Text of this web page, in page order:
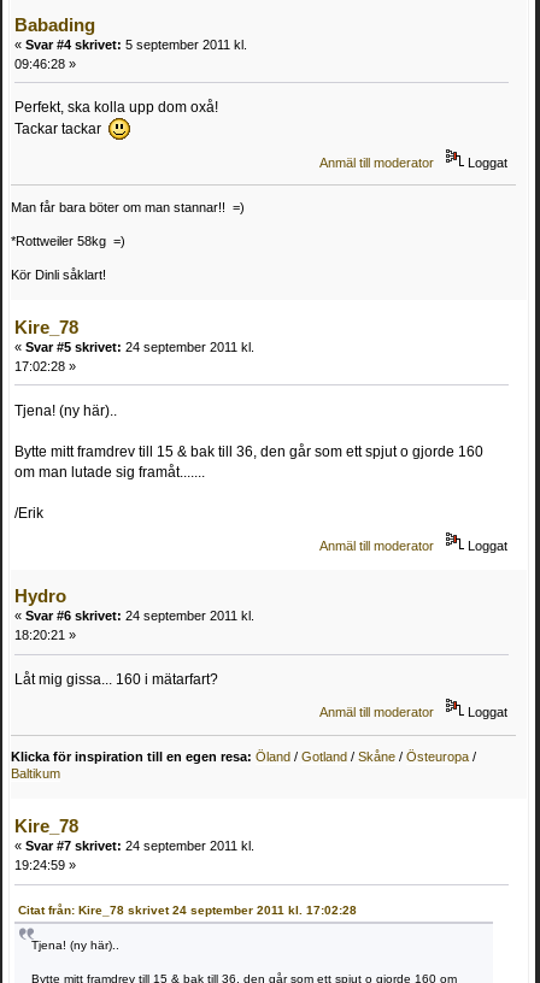
Babading
« Svar #4 skrivet: 5 september 2011 kl.
09:46:28 »
Perfekt, ska kolla upp dom oxå!
Tackar tackar
Anmäl till moderator Loggat
Man får bara böter om man stannar!! =)
*Rottweiler 58kg =)
Kör Dinli såklart!
Kire_78
« Svar #5 skrivet: 24 september 2011 kl.
17:02:28 »
Tjena! (ny här)..
Bytte mitt framdrev till 15 & bak till 36, den går som ett spjut o gjorde 160
om man lutade sig framåt.......
/Erik
Anmäl till moderator Loggat
Hydro
« Svar #6 skrivet: 24 september 2011 kl.
18:20:21 »
Låt mig gissa... 160 i mätarfart?
Anmäl till moderator Loggat
Klicka för inspiration till en egen resa: Öland / Gotland / Skåne / Östeuropa /
Baltikum
Kire_78
« Svar #7 skrivet: 24 september 2011 kl.
19:24:59 »
Citat från: Kire_78 skrivet 24 september 2011 kl. 17:02:28
Tjena! (ny här)..
Bytte mitt framdrev till 15 & bak till 36, den går som ett spjut o gjorde 160 om